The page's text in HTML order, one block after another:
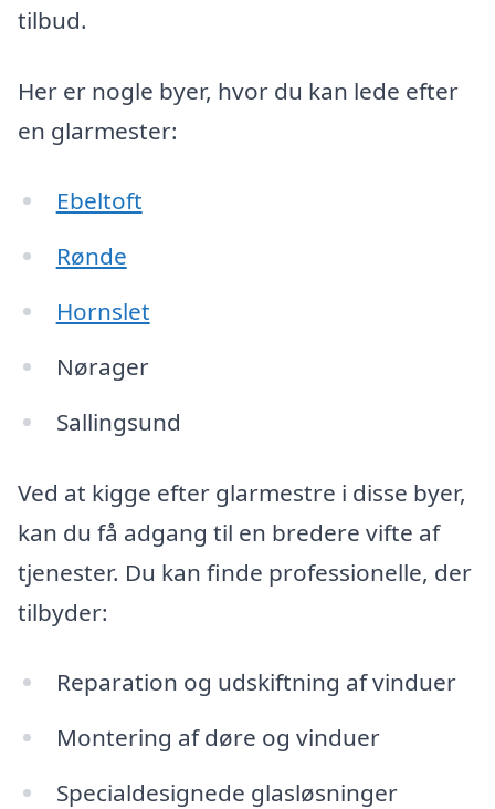
tilbud.
Her er nogle byer, hvor du kan lede efter
en glarmester:
Ebeltoft
Rønde
Hornslet
Nørager
Sallingsund
Ved at kigge efter glarmestre i disse byer,
kan du få adgang til en bredere vifte af
tjenester. Du kan finde professionelle, der
tilbyder:
Reparation og udskiftning af vinduer
Montering af døre og vinduer
Specialdesignede glasløsninger